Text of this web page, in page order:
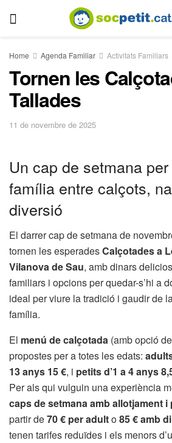
Home Agenda Familiar Activitats Familiars
Tornen les
Tallades
11 de novembre de 2025
Un cap de setmana
família entre calçots,
diversió
El darrer cap de setmana de
tornen les esperadesCalçotades a
Vilanova de Sau, amb dinars
familiars i opcions per quedar-s’hi a
ideal per viure la tradició i gaudir de
família.
El menú de calçotada (amb opció
propostes per a totes les edats:
13 anys 15 €, i petits d’1 a 4 anys
Per als qui vulguin una experiència
caps de setmana amb allotjament
partir de70 € per adulto85 € amb
tenen tarifes reduïdes i els menors